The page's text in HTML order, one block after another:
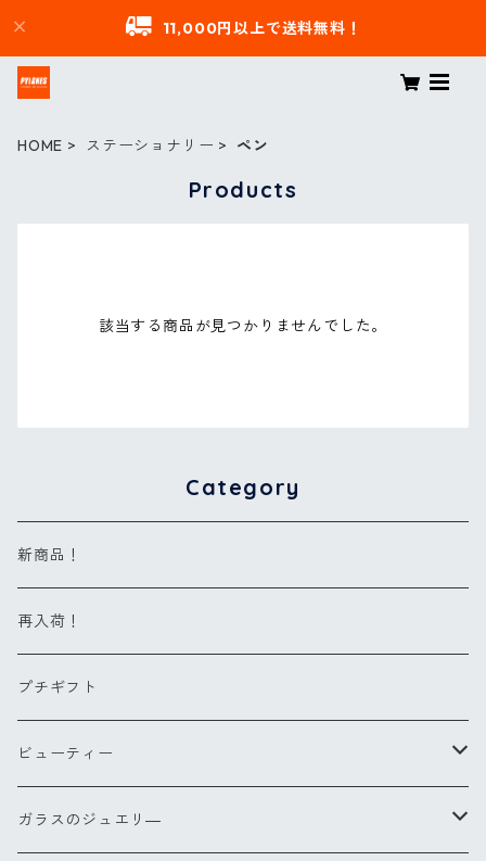
11,000円以上で送料無料！
HOME ステーショナリー ペン
Products
該当する商品が見つかりませんでした。
Category
新商品！
再入荷！
プチギフト
ビューティー
ヘアブラシ
ガラスのジュエリ―